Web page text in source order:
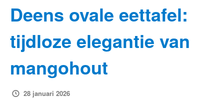
Deens ovale eettafel:
tijdloze elegantie van
mangohout
28 januari 2026